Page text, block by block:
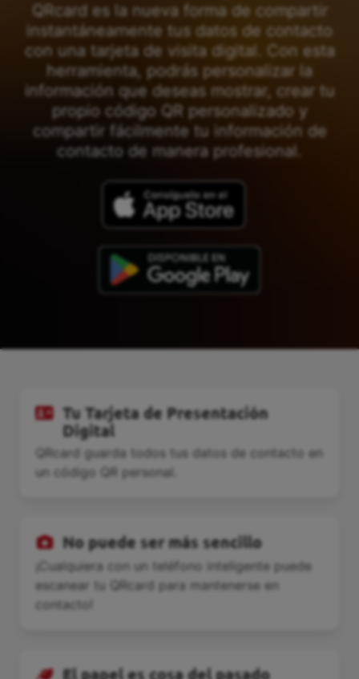
QRcard es la nueva forma de compartir
instantáneamente tus datos de contacto
con una tarjeta de visita digital. Con esta
herramienta, podrás personalizar la
información que deseas mostrar, crear tu
propio código QR personalizado y
compartir fácilmente tu información de
contacto de manera profesional.
Tu Tarjeta de Presentación
Digital
QRcard guarda todos tus datos de contacto en
un código QR personal.
No puede ser más sencillo
¡Cualquiera con un teléfono inteligente puede
escanear tu QRcard para mantenerse en
contacto!
El papel es cosa del pasado